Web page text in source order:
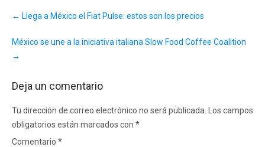
navigation
← Llega a México el Fiat Pulse: estos son los precios
México se une a la iniciativa italiana Slow Food Coffee Coalition
→
Deja un comentario
Tu dirección de correo electrónico no será publicada.
Los campos
obligatorios están marcados con *
Comentario *